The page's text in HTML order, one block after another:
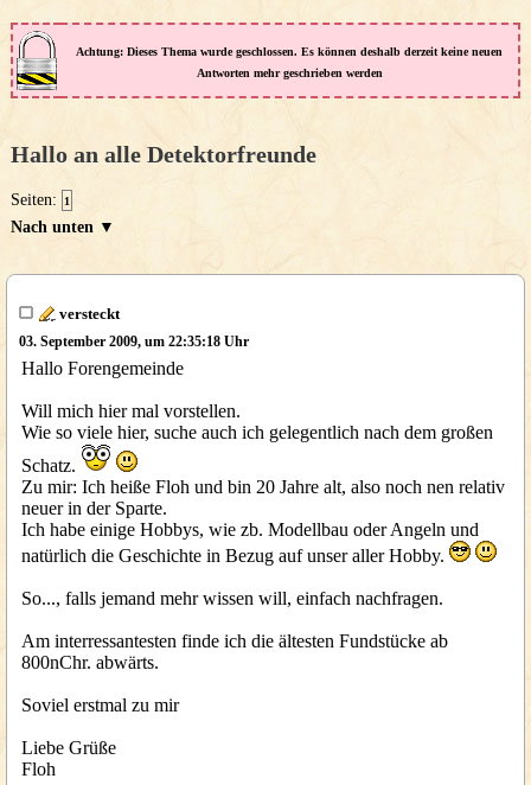
Achtung: Dieses Thema wurde geschlossen. Es können deshalb derzeit keine neuen
Antworten mehr geschrieben werden
Hallo an alle Detektorfreunde
Seiten: 1
Nach unten ▼
versteckt
03. September 2009, um 22:35:18 Uhr
Hallo Forengemeinde
Will mich hier mal vorstellen.
Wie so viele hier, suche auch ich gelegentlich nach dem großen
Schatz.
Zu mir: Ich heiße Floh und bin 20 Jahre alt, also noch nen relativ
neuer in der Sparte.
Ich habe einige Hobbys, wie zb. Modellbau oder Angeln und
natürlich die Geschichte in Bezug auf unser aller Hobby.
So..., falls jemand mehr wissen will, einfach nachfragen.
Am interressantesten finde ich die ältesten Fundstücke ab
800nChr. abwärts.
Soviel erstmal zu mir
Liebe Grüße
Floh